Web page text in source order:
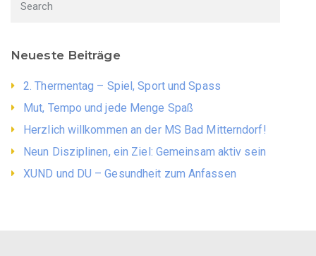
Neueste Beiträge
2. Thermentag – Spiel, Sport und Spass
Mut, Tempo und jede Menge Spaß
Herzlich willkommen an der MS Bad Mitterndorf!
Neun Disziplinen, ein Ziel: Gemeinsam aktiv sein
XUND und DU – Gesundheit zum Anfassen